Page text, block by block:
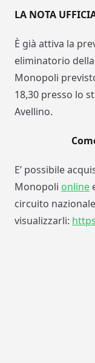
LA NOTA
È già attiva la
eliminatorio
Monopoli
18,30 presso lo
Avellino.
E’ possibile
Monopoli online
circuito
visualizzarli: